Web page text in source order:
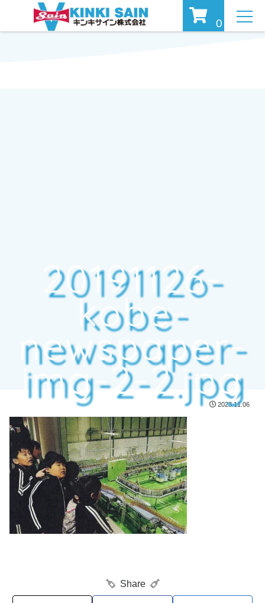
20191126-
kobe-
newspaper-
img-2-2.jpg
2023.11.06
Share
0